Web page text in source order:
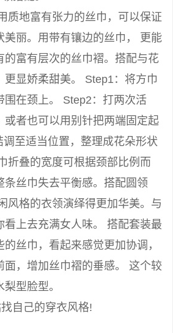
质地富有张力的丝巾，可以保证
美丽。用带有镶边的丝巾， 更能
的富有层次的丝巾褶。搭配与花
更显娇柔甜美。 Step1：将方巾
围在颈上。 Step2：打两次活
或者也可以用别针把两端固定起
至适当位置，整理成花朵形状
折叠的宽度可根据颈部比例而
条丝巾失去平衡感。搭配圆领
风格的衣领演绎得更加华美。与
看上去充满女人味。 搭配套装最
丝巾，看起来感觉更加协调，
面，增加丝巾褶的垂感。 这个较
型脸型。
自己的穿衣风格!